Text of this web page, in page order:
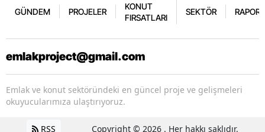
GÜNDEM PROJELER
KONUT
FIRSATLARI
SEKTÖR
emlakproject@gmail.com
Emlak ve konut sektöründeki en güncel proje ve gelişmeleri
okuyucularımıza ulaştırıyoruz.
RSS Copyright © 2026 . Her hakkı saklıdır.